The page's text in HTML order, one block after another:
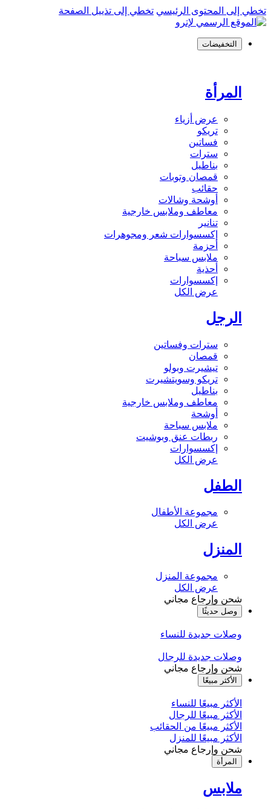
تخطي إلى المحتوى الرئيسي تخطي إلى تذييل الصفحة
التخفيضات
المرأة
عرض أزياء
تريكو
فساتين
سترات
بناطيل
قمصان وتوبات
حقائب
أوشحة وشالات
معاطف وملابس خارجية
تنانير
إكسسوارات شعر ومجوهرات
أحزمة
ملابس سباحة
أحذية
إكسسوارات
عرض الكل
الرجل
سترات وفساتين
قمصان
تيشيرت وبولو
تريكو وسويتشيرت
بناطيل
معاطف وملابس خارجية
أوشحة
ملابس سباحة
ربطات عنق وبوشيت
إكسسوارات
عرض الكل
الطفل
مجموعة الأطفال
عرض الكل
المنزل
مجموعة المنزل
عرض الكل
شحن وإرجاع مجاني
وصل حديثًا
وصلات جديدة للنساء
وصلات جديدة للرجال
شحن وإرجاع مجاني
الأكثر مبيعًا
الأكثر مبيعًا للنساء
الأكثر مبيعًا للرجال
الأكثر مبيعًا من الحقائب
الأكثر مبيعًا للمنزل
شحن وإرجاع مجاني
المرأة
ملابس